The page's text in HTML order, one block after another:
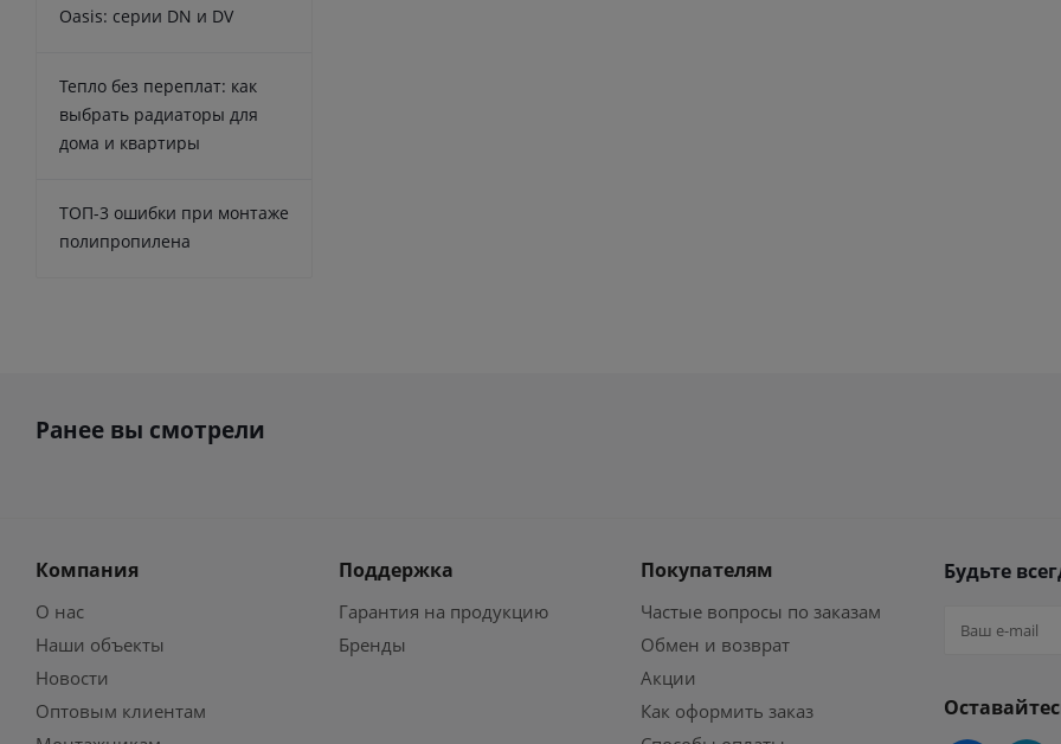
Oasis: серии DN и DV
Тепло без переплат: как
выбрать радиаторы для
дома и квартиры
ТОП-3 ошибки при монтаже
полипропилена
Ранее вы смотрели
Компания
О нас
Наши объекты
Новости
Оптовым клиентам
Поддержка
Гарантия на продукцию
Бренды
Покупателям
Частые вопросы по заказам
Обмен и возврат
Акции
Как оформить заказ
Будьте